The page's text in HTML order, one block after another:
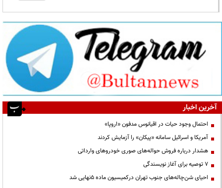
آخرین اخبار
احتمال وجود حیات در اقیانوس مدفون «اروپا»
آمریکا و اسرائیل سامانه «پیکان» را آزمایش کردند
هشدار درباره فروش حواله‌های صوری خودروهای وارداتی
۷ توصیه برای آغاز نویسندگی
احیای شن‌چاله‌های جنوب تهران درکمیسیون ماده ۵نهایی شد